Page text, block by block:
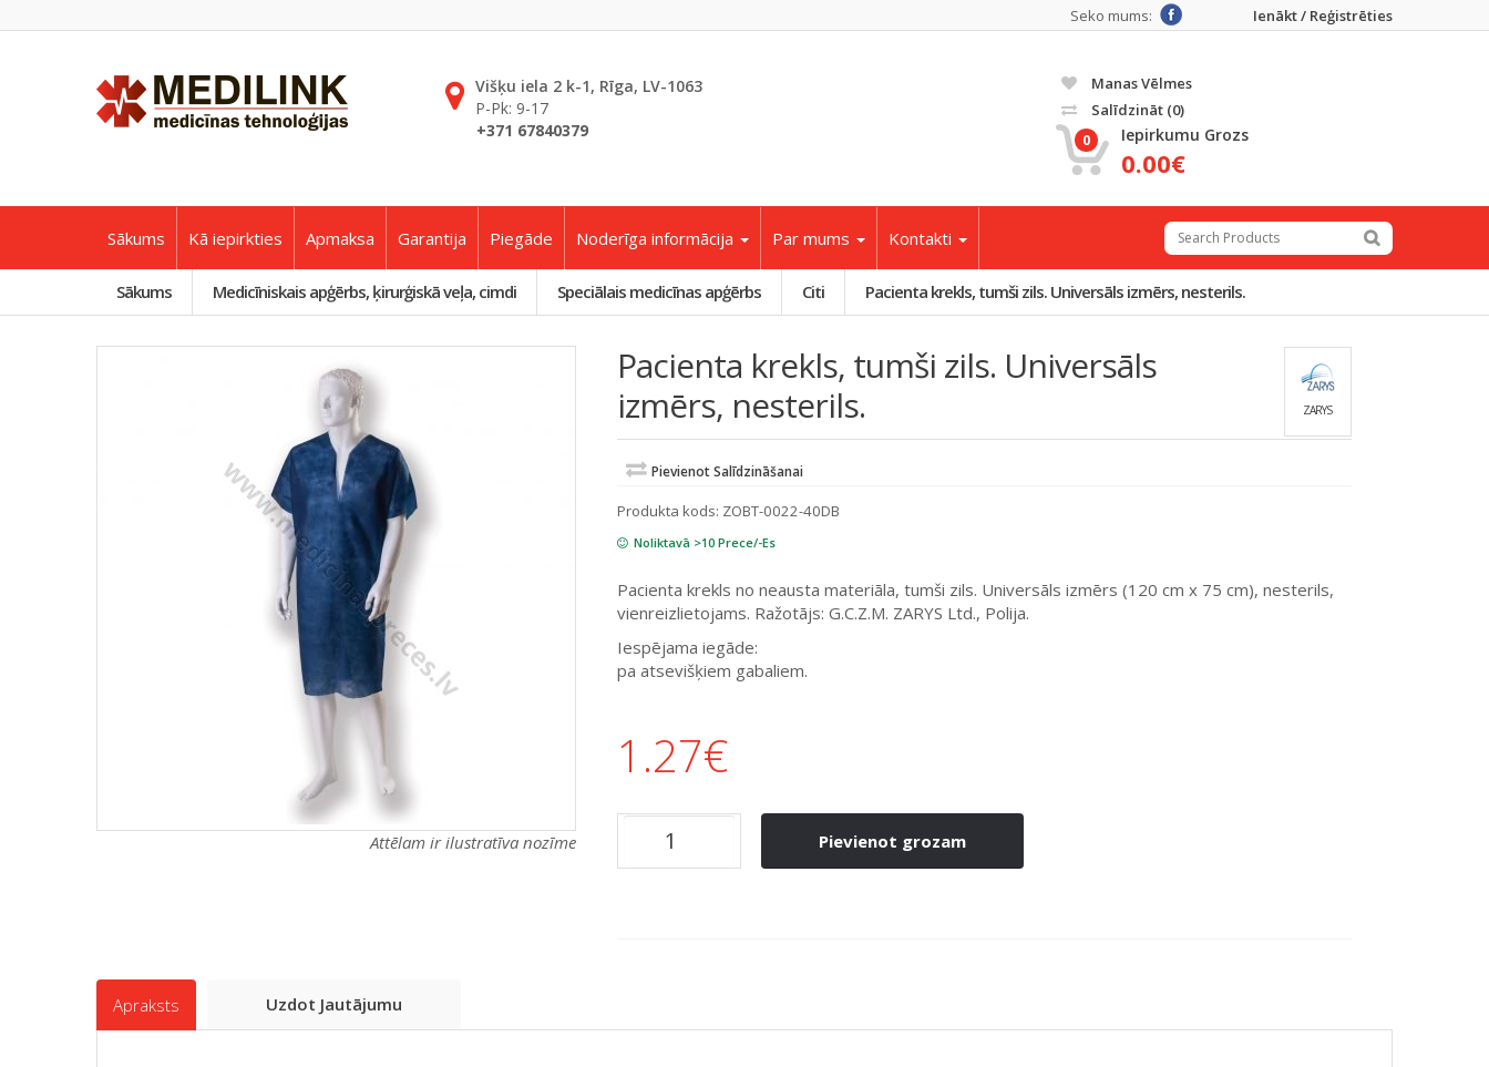
Ienākt / Reģistrēties
Seko mums:
Višķu iela 2 k-1, Rīga, LV-1063
P-Pk: 9-17
+371 67840379
Manas Vēlmes
Salīdzināt (0)
0 Iepirkumu Grozs
0.00€
Sākums Kā iepirkties Apmaksa Garantija Piegāde Noderīga informācija Par mums Kontakti
Sākums Medicīniskais apģērbs, ķirurģiskā veļa, cimdi Speciālais medicīnas apģērbs Citi Pacienta krekls, tumši zils. Universāls izmērs, nesterils.
Attēlam ir ilustratīva nozīme
Pacienta krekls, tumši zils. Universāls
izmērs, nesterils.
ZARYS
Pievienot Salīdzināšanai
Produkta kods: ZOBT-0022-40DB
Noliktavā >10 Prece/-Es
Pacienta krekls no neausta materiāla, tumši zils. Universāls izmērs (120 cm x 75 cm), nesterils,
vienreizlietojams. Ražotājs: G.C.Z.M. ZARYS Ltd., Polija.
Iespējama iegāde:
pa atsevišķiem gabaliem.
1.27€
Pievienot grozam
Apraksts Uzdot Jautājumu